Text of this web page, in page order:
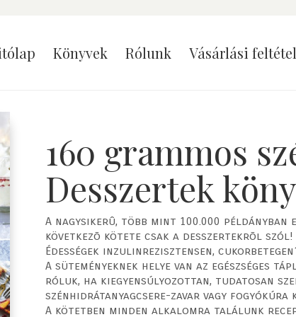
Könyvek Rólunk Vásárlási
160 grammos
Desszertek
A nagysikerû, több mint 100.000
következõ kötete csak a desszertekrõl szól!
Édességek inzulinrezisztensen,
A süteményeknek helye van az egészséges
róluk, ha kiegyensúlyozottan, tudatosan
szénhidrátanyagcsere-zavar vagy
A kötetben minden alkalomra találunk